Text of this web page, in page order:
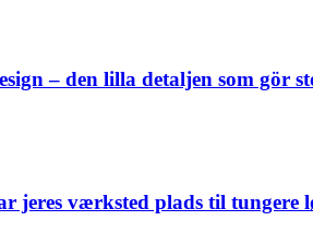
– den lilla detaljen som gör
jeres værksted plads til tungere